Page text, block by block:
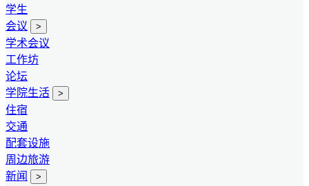
学生
会议
>
学术会议
工作坊
论坛
学院生活
>
住宿
交通
配套设施
周边旅游
新闻
>